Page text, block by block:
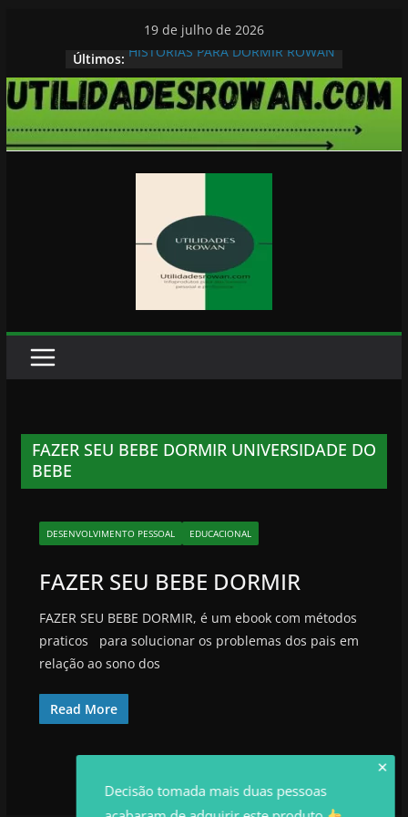
conteúdo
19 de julho de 2026
Últimos: HISTORIAS PARA DORMIR ROWAN
FAZER SEU BEBE DORMIR UNIVERSIDADE DO
BEBE
DESENVOLVIMENTO PESSOAL EDUCACIONAL
FAZER SEU BEBE DORMIR
FAZER SEU BEBE DORMIR, é um ebook com métodos
praticos para solucionar os problemas dos pais em
relação ao sono dos
Read More
✕
Decisão tomada mais duas pessoas